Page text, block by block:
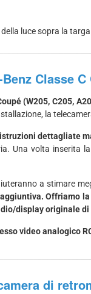
luce sopra la
Classe C
(W205, C205,
la
dettagliate
Una volta inserita
a stimare
Offriamo
display originale di
video analogico
di